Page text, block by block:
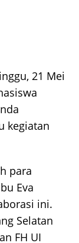
21 Mei
kegiatan
para
Eva
ini.
Selatan
FH UI